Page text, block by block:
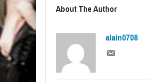
About The Author
alain0708